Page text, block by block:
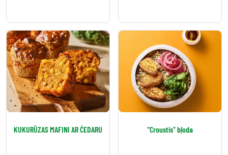
KUKURŪZAS MAFINI AR ČEDARU “Croustis” bļoda